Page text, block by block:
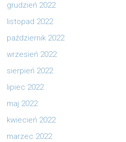
grudzień 2022
listopad 2022
październik 2022
wrzesień 2022
sierpień 2022
lipiec 2022
maj 2022
kwiecień 2022
marzec 2022